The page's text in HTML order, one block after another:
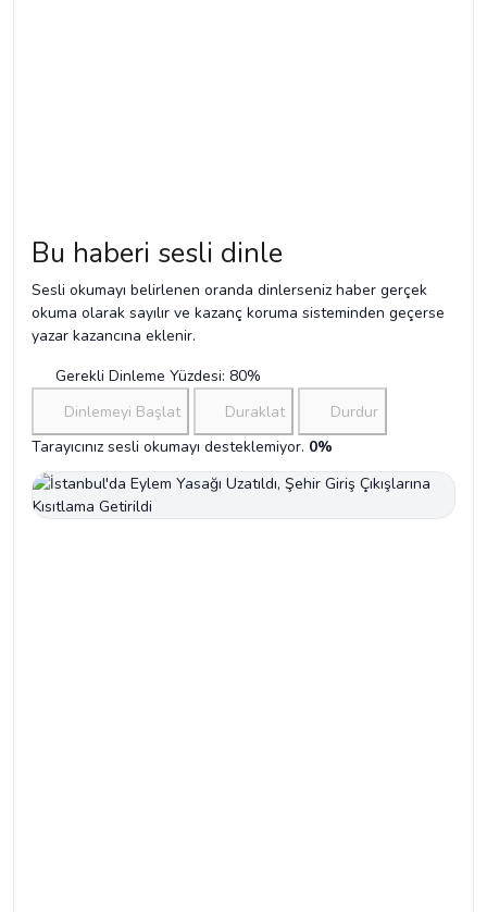
Bu haberi sesli dinle
Sesli okumayı belirlenen oranda dinlerseniz haber gerçek
okuma olarak sayılır ve kazanç koruma sisteminden geçerse
yazar kazancına eklenir.
Gerekli Dinleme Yüzdesi: 80%
Dinlemeyi Başlat
Duraklat
Durdur
Tarayıcınız sesli okumayı desteklemiyor. 0%